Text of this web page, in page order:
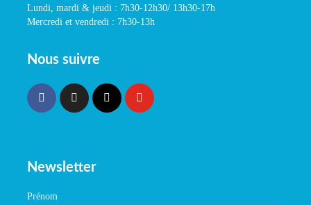
Lundi, mardi & jeudi : 7h30-12h30/ 13h30-17h
Mercredi et vendredi : 7h30-13h
Nous suivre
Newsletter
Prénom